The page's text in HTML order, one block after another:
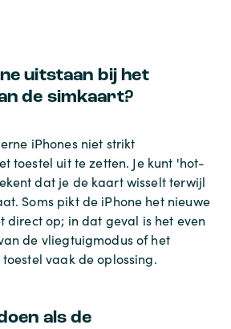
uitstaan bij het
de simkaart?
iPhones niet strikt
toestel uit te zetten. Je kunt 'hot-
dat je de kaart wisselt terwijl
Soms pikt de iPhone het nieuwe
direct op; in dat geval is het even
de vliegtuigmodus of het
vaak de oplossing.
als de